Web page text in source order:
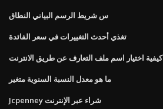
س شريط الرسم البياني النطاق
تغذي أحدث التغييرات في سعر الفائدة
كيفية اختيار اسم ملف التعارف عن طريق الانترنت
ما هو معدل النسبة السنوية متغير
Jcpenney شراء عبر الإنترنت